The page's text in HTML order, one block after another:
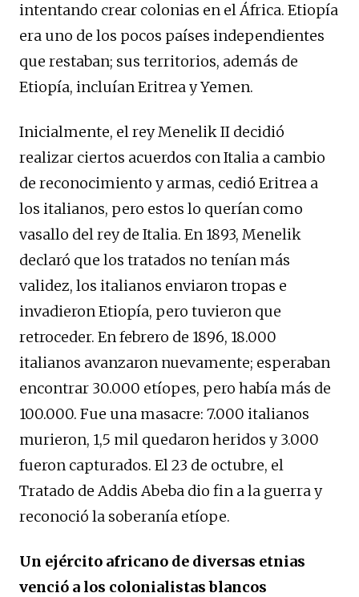
intentando crear colonias en el África. Etiopía
era uno de los pocos países independientes
que restaban; sus territorios, además de
Etiopía, incluían Eritrea y Yemen.
Inicialmente, el rey Menelik II decidió
realizar ciertos acuerdos con Italia a cambio
de reconocimiento y armas, cedió Eritrea a
los italianos, pero estos lo querían como
vasallo del rey de Italia. En 1893, Menelik
declaró que los tratados no tenían más
validez, los italianos enviaron tropas e
invadieron Etiopía, pero tuvieron que
retroceder. En febrero de 1896, 18.000
italianos avanzaron nuevamente; esperaban
encontrar 30.000 etíopes, pero había más de
100.000. Fue una masacre: 7.000 italianos
murieron, 1,5 mil quedaron heridos y 3.000
fueron capturados. El 23 de octubre, el
Tratado de Addis Abeba dio fin a la guerra y
reconoció la soberanía etíope.
Un ejército africano de diversas etnias
venció a los colonialistas blancos